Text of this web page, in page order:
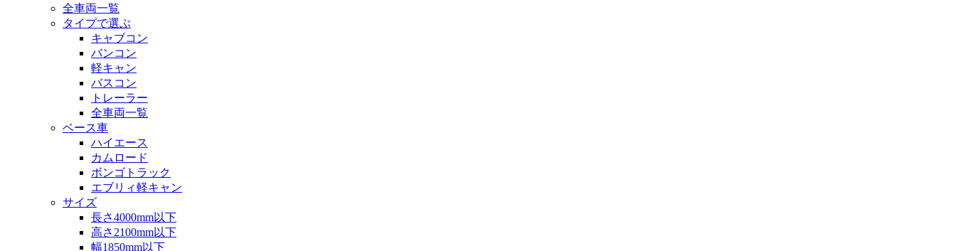
全車両一覧
タイプで選ぶ
キャブコン
バンコン
軽キャン
バスコン
トレーラー
全車両一覧
ベース車
ハイエース
カムロード
ボンゴトラック
エブリィ軽キャン
サイズ
長さ4000mm以下
高さ2100mm以下
幅1850mm以下